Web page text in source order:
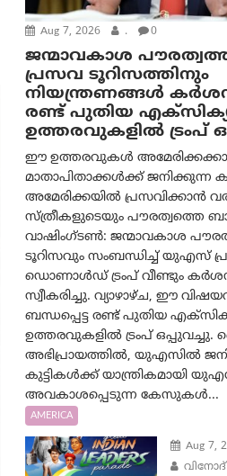
Aug 7, 2026 . 0
ജന്മാവകാശ
പ്രസവ ടൂറിസത്തിനും
നിയന്ത്രണങ്ങൾ
രണ്ട് പുതിയ
ഉത്തരവുകളിൽ ട്രംപ്
ഈ ഉത്തരവുകൾ
മാതാപിതാക്കൾക്ക് ജനിക്കുന്ന
അമേരിക്കയിൽ പ്രസവിക്കാൻ
സ്ത്രീകളുടെയും പൗരത്വത്തെ
വാഷിംഗ്ടണ്‍: ജന്മാവകാശ
ടൂറിസവും സംബന്ധിച്ച് യുഎസ്
ഡൊണാൾഡ് ട്രംപ് വീണ്ടും
സ്വീകരിച്ചു. വ്യാഴാഴ്ച, ഈ
ബന്ധപ്പെട്ട രണ്ട് പുതിയ
ഉത്തരവുകളിൽ ട്രംപ് ഒപ്പുവച്ചു.
അഭിപ്രായത്തിൽ, യുഎസിൽ
കുട്ടികൾക്ക് യാന്ത്രികമായി
അവകാശപ്പെടുന്ന കേസുകൾ...
AMERICA
Aug 7,